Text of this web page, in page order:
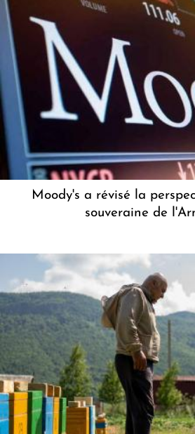
Moody's a révisé la
souveraine de